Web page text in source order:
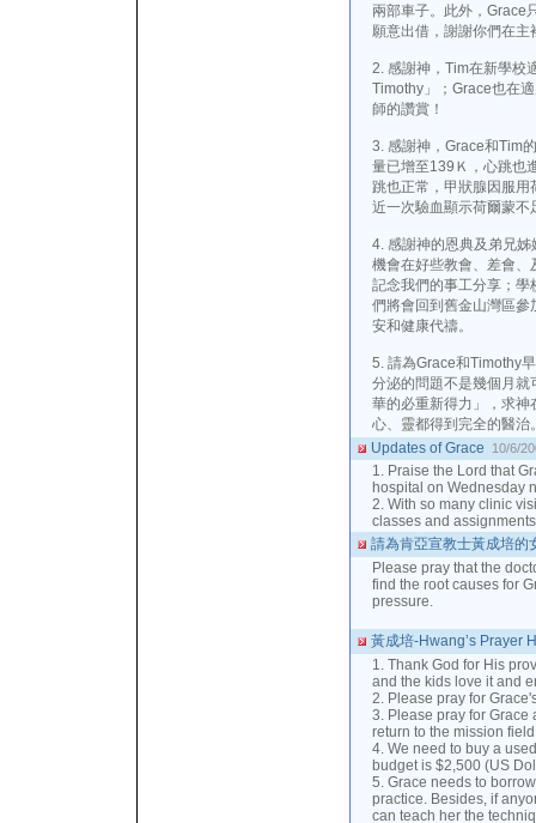
兩部車子。此外，Grace
願意出借，謝謝你們在主
2. 感謝神，Tim在新學校
Timothy」；Grace也在
師的讚賞！
3. 感謝神，Grace和Tim
量已增至139Ｋ，心跳也
跳也正常，甲狀腺因服用
近一次驗血顯示荷爾蒙不
4. 感謝神的恩典及弟兄
機會在好些教會、差會、
記念我們的事工分享；
們將會回到舊金山灣區參
安和健康代禱。
5. 請為Grace和Timothy
分泌的問題不是幾個月就
華的必重新得力」，求神
心、靈都得到完全的醫治
Updates of Grace
10/6/
1. Praise the Lord that
hospital on Wednesday
2. With so many clinic
classes and
請為肯亞宣教士黃成培的
Please pray that the
find the root causes for
pressure.
黃成培-Hwang’s Prayer
1. Thank God for His
and the kids love it and
2. Please pray for
3. Please pray for Grace
return to the mission
4. We need to buy a
budget is $2,500 (US
5. Grace needs to
practice. Besides, if
can teach her the